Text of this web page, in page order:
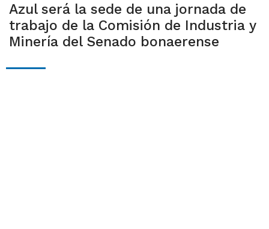
Azul será la sede de una jornada de
trabajo de la Comisión de Industria y
Minería del Senado bonaerense